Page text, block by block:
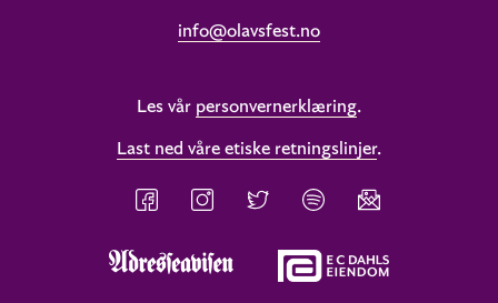
info@olavsfest.no
Les vår personvernerklæring.
Last ned våre etiske retningslinjer.